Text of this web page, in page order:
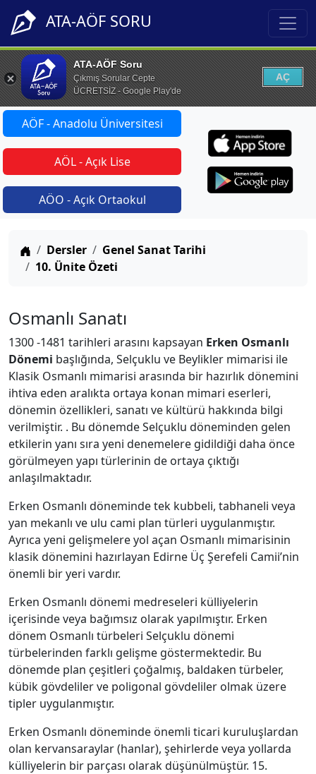
ATA-AÖF SORU
ATA-AÖF Soru
Çıkmış Sorular Cepte
ÜCRETSİZ - Google Play'de
AÇ
AÖF - Anadolu Üniversitesi
AÖL - Açık Lise
AÖO - Açık Ortaokul
Anasayfa
Dersler
Genel Sanat Tarihi
10. Ünite Özeti
Osmanlı Sanatı
1300 -1481 tarihleri arasını kapsayan Erken Osmanlı
Dönemi başlığında, Selçuklu ve Beylikler mimarisi ile
Klasik Osmanlı mimarisi arasında bir hazırlık dönemini
ihtiva eden aralıkta ortaya konan mimari eserleri,
dönemin özellikleri, sanatı ve kültürü hakkında bilgi
verilmiştir. . Bu dönemde Selçuklu döneminden gelen
etkilerin yanı sıra yeni denemelere gidildiği daha önce
görülmeyen yapı türlerinin de ortaya çıktığı
anlaşılmaktadır.
Erken Osmanlı döneminde tek kubbeli, tabhaneli veya
yan mekanlı ve ulu cami plan türleri uygulanmıştır.
Ayrıca yeni gelişmelere yol açan Osmanlı mimarisinin
klasik dönemini hazırlayan Edirne Üç Şerefeli Camii’nin
önemli bir yeri vardır.
Erken Osmanlı dönemi medreseleri külliyelerin
içerisinde veya bağımsız olarak yapılmıştır. Erken
dönem Osmanlı türbeleri Selçuklu dönemi
türbelerinden farklı gelişme göstermektedir. Bu
dönemde plan çeşitleri çoğalmış, baldaken türbeler,
kübik gövdeliler ve poligonal gövdeliler olmak üzere
tipler uygulanmıştır.
Erken Osmanlı döneminde önemli ticari kuruluşlardan
olan kervansaraylar (hanlar), şehirlerde veya yollarda
külliyelerin bir parçası olarak düşünülmüştür. 15.